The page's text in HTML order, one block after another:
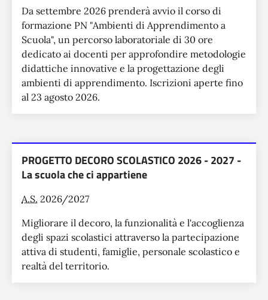
Da settembre 2026 prenderà avvio il corso di
formazione PN "Ambienti di Apprendimento a
Scuola", un percorso laboratoriale di 30 ore
dedicato ai docenti per approfondire metodologie
didattiche innovative e la progettazione degli
ambienti di apprendimento. Iscrizioni aperte fino
al 23 agosto 2026.
PROGETTO DECORO SCOLASTICO 2026 - 2027 -
La scuola che ci appartiene
A.S. 2026/2027
Migliorare il decoro, la funzionalità e l'accoglienza
degli spazi scolastici attraverso la partecipazione
attiva di studenti, famiglie, personale scolastico e
realtà del territorio.